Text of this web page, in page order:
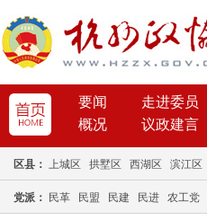
要闻 走进委员
概况
议政建言
区县： 上城区 拱墅区 西湖区 滨江区
党派： 民革 民盟 民建 民进 农工党